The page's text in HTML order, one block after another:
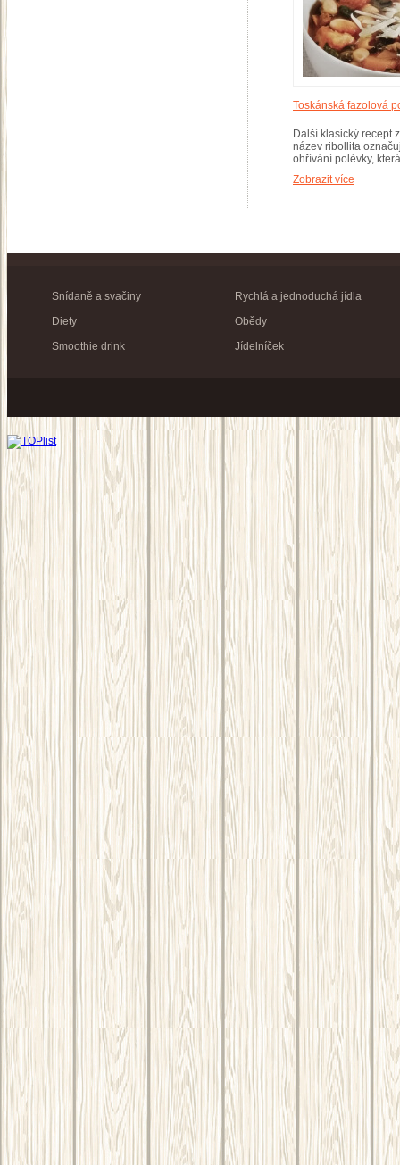
Toskánská fazolová
Další klasický recept
název ribollita
ohřívání polévky,
Zobrazit více
Snídaně a svačiny
Diety
Smoothie drink
Rychlá a jednoduchá jídla
Obědy
Jídelníček